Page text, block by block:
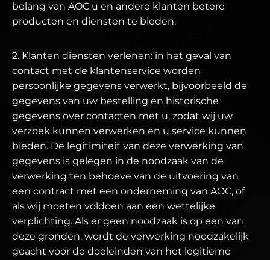
belang van AOC u en andere klanten betere
producten en diensten te bieden.
2. Klanten diensten verlenen: in het geval van
contact met de klantenservice worden
persoonlijke gegevens verwerkt, bijvoorbeeld de
gegevens van uw bestelling en historische
gegevens over contacten met u, zodat wij uw
verzoek kunnen verwerken en u service kunnen
bieden. De legitimiteit van deze verwerking van
gegevens is gelegen in de noodzaak van de
verwerking ten behoeve van de uitvoering van
een contract met een onderneming van AOC, of
als wij moeten voldoen aan een wettelijke
verplichting. Als er geen noodzaak is op een van
deze gronden, wordt de verwerking noodzakelijk
geacht voor de doeleinden van het legitieme